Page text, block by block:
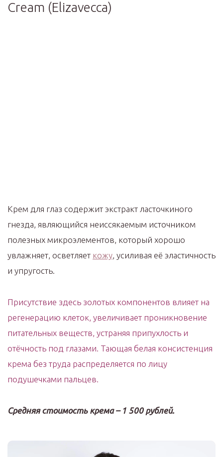
Cream (Elizavecca)
Крем для глаз содержит экстракт ласточкиного
гнезда, являющийся неиссякаемым источником
полезных микроэлементов, который хорошо
увлажняет, осветляет кожу, усиливая её эластичность
и упругость.
Присутствие здесь золотых компонентов влияет на
регенерацию клеток, увеличивает проникновение
питательных веществ, устраняя припухлость и
отёчность под глазами. Тающая белая консистенция
крема без труда распределяется по лицу
подушечками пальцев.
Средняя стоимость крема – 1 500 рублей.